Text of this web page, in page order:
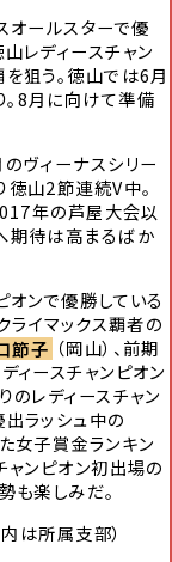
オールスターで優
レディースチャン
狙う。徳山では6月
8月に向けて準備
のヴィーナスシリー
徳山2節連続V中。
年の芦屋大会以
期待は高まるばか
ンで優勝している
ライマックス覇者の
節子 （岡山）、前期
ディースチャンピオン
のレディースチャン
出ラッシュ中の
た女子賞金ランキン
ャンピオン初出場の
も楽しみだ。
は所属支部）